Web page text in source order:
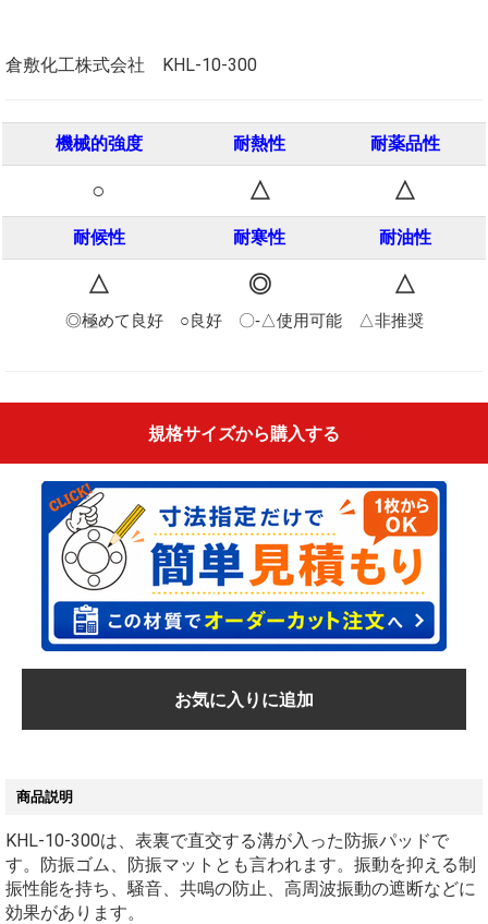
倉敷化工株式会社 KHL-10-300
機械的強度 耐熱性 耐薬品性
○ △ △
耐候性 耐寒性 耐油性
△ ◎ △
◎極めて良好 ○良好 〇-△使用可能 △非推奨
規格サイズから購入する
お気に入りに追加
商品説明
KHL-10-300は、表裏で直交する溝が入った防振パッドで
す。防振ゴム、防振マットとも言われます。振動を抑える制
振性能を持ち、騒音、共鳴の防止、高周波振動の遮断などに
効果があります。